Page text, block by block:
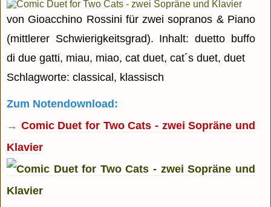
von Gioacchino Rossini für zwei sopranos & Piano
(mittlerer Schwierigkeitsgrad). Inhalt: duetto buffo
di due gatti, miau, miao, cat duet, cat´s duet, duet
Schlagworte: classical, klassisch
Zum Notendownload:
→ Comic Duet for Two Cats - zwei Sopräne und
Klavier